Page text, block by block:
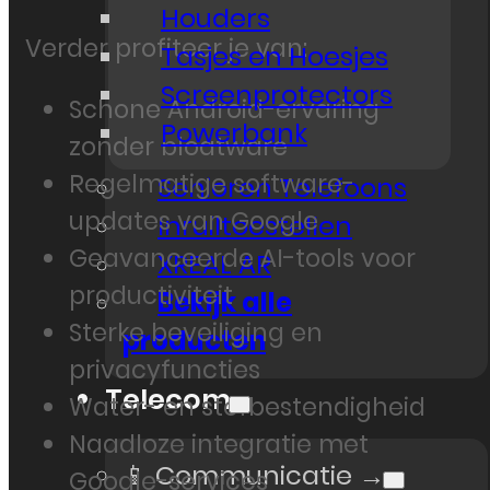
Houders
Tasjes en Hoesjes
Screenprotectors
Powerbank
Senioren Telefoons
Inruiltoestellen
XREAL AR
Bekijk alle
producten
Telecom
📱 Communicatie →
Verder profiteer je van:
Schone Android-ervaring
zonder bloatware
Regelmatige software-
updates van Google
Geavanceerde AI-tools voor
productiviteit
Sterke beveiliging en
privacyfuncties
Water- en stofbestendigheid
Naadloze integratie met
Google-services